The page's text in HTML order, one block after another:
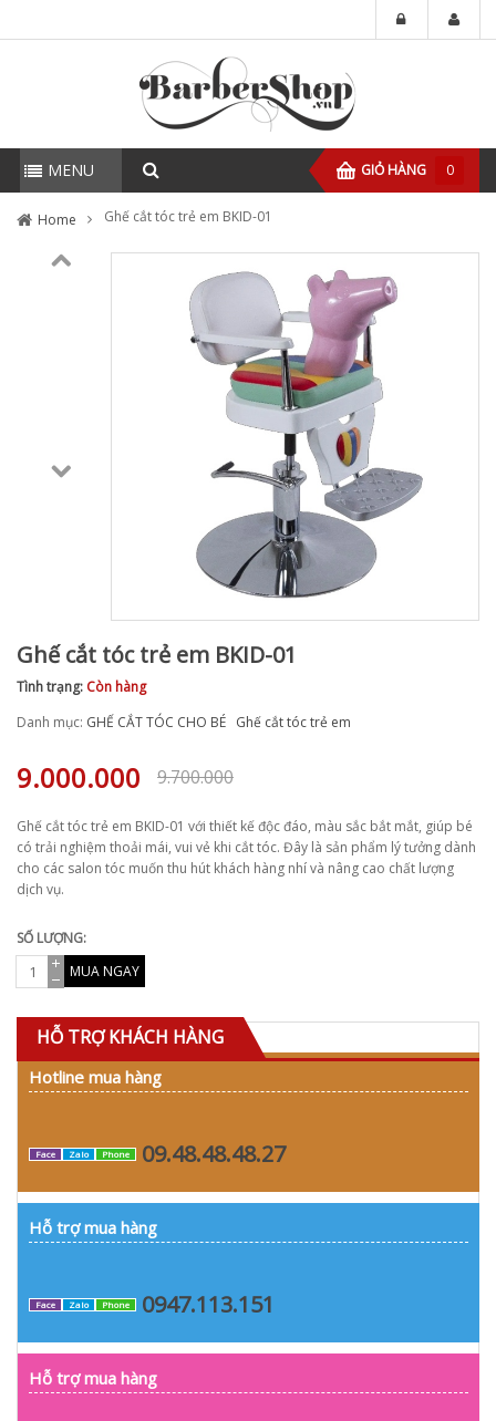
MENU GIỎ HÀNG 0
Home Ghế cắt tóc trẻ em BKID-01
Ghế cắt tóc trẻ em BKID-01
Tình trạng: Còn hàng
Danh mục: GHẾ CẮT TÓC CHO BÉ Ghế cắt tóc trẻ em
9.700.000
9.000.000
Ghế cắt tóc trẻ em BKID-01 với thiết kế độc đáo, màu sắc bắt mắt, giúp bé
có trải nghiệm thoải mái, vui vẻ khi cắt tóc. Đây là sản phẩm lý tưởng dành
cho các salon tóc muốn thu hút khách hàng nhí và nâng cao chất lượng
dịch vụ.
SỐ LƯỢNG:
MUA NGAY
HỖ TRỢ KHÁCH HÀNG
Hotline mua hàng
Face Zalo Phone 09.48.48.48.27
Hỗ trợ mua hàng
Face Zalo Phone 0947.113.151
Hỗ trợ mua hàng